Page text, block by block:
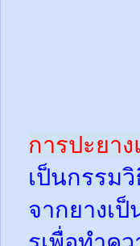
การปะยา
เป็นกรรม
จากยางเ